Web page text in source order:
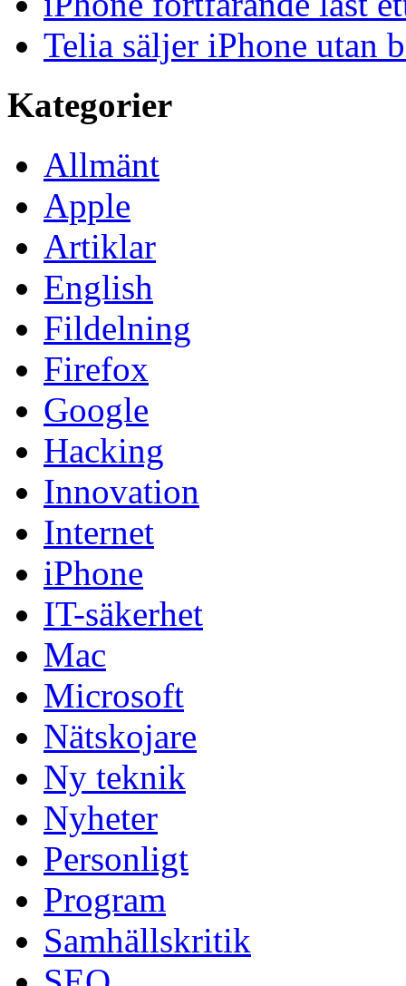
Telia säljer iPhone utan
Kategorier
Allmänt
Apple
Artiklar
English
Fildelning
Firefox
Google
Hacking
Innovation
Internet
iPhone
IT-säkerhet
Mac
Microsoft
Nätskojare
Ny teknik
Nyheter
Personligt
Program
Samhällskritik